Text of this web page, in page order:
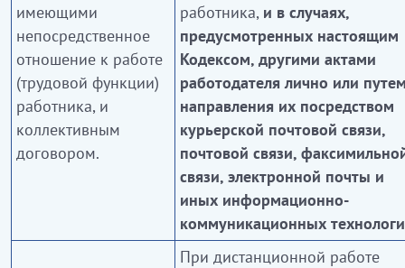
имеющими
непосредственное
отношение к работе
(трудовой функции)
работника, и
коллективным
договором.
работника, и в случаях,
предусмотренных настоящим
Кодексом, другими актами
работодателя лично или
направления их посредством
курьерской почтовой связи,
почтовой связи,
связи, электронной почты и
иных информационно-
коммуникационных
При дистанционной работе